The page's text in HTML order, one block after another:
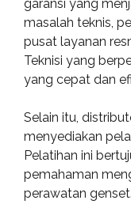
garansi yang
masalah teknis,
pusat layanan
Teknisi yang
yang cepat dan
Selain itu,
menyediakan
Pelatihan ini
pemahaman
perawatan